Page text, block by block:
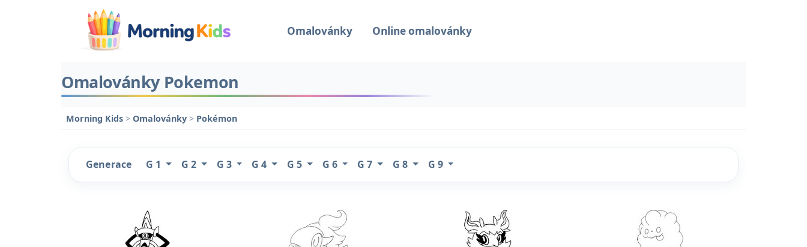
Omalovánky Online omalovánky
Omalovánky Pokemon
Morning Kids > Omalovánky > Pokémon
Generace G 1 G 2 G 3 G 4 G 5 G 6 G 7 G 8 G 9